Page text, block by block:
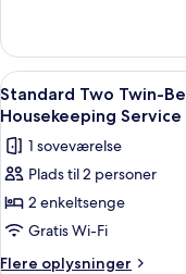
værelse
med
2
enkeltsenge
2
enkeltsenge
Indlæs
alle
billeder
af
Standard
Two
Twin-
Bed
1
Standard Two Twin-
Housekeeping
1 soveværelse
Plads til 2 personer
2 enkeltsenge
Gratis Wi-Fi
Flere oplysninger
Flere